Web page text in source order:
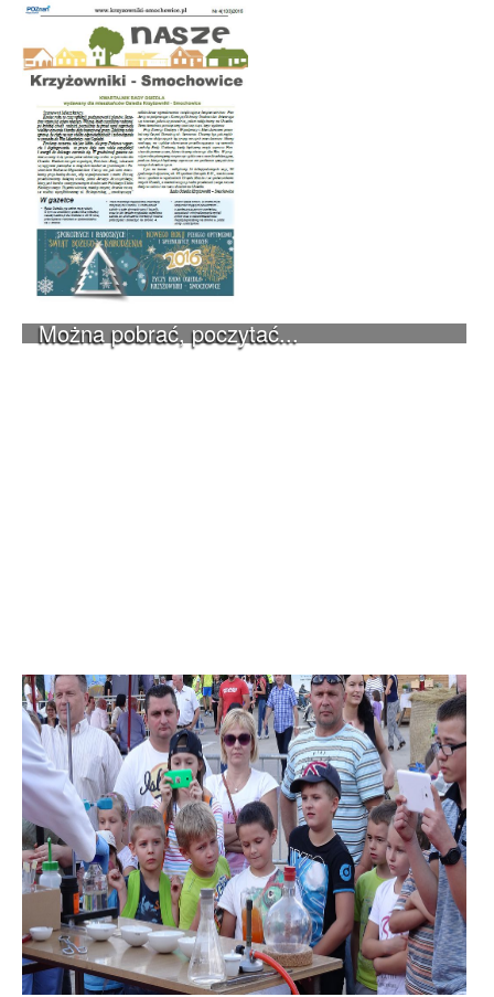
Można pobrać, poczytać...